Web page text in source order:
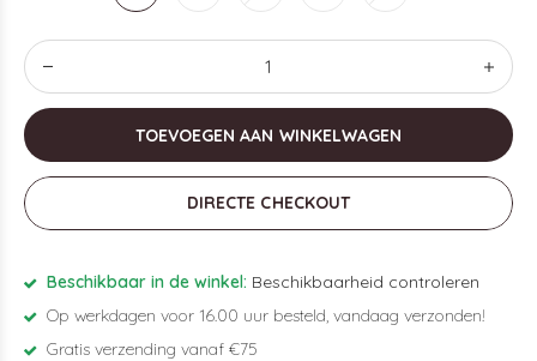
TOEVOEGEN AAN WINKELWAGEN
DIRECTE CHECKOUT
Beschikbaar in de winkel: Beschikbaarheid controleren
Op werkdagen voor 16.00 uur besteld, vandaag verzonden!
Gratis verzending vanaf €75